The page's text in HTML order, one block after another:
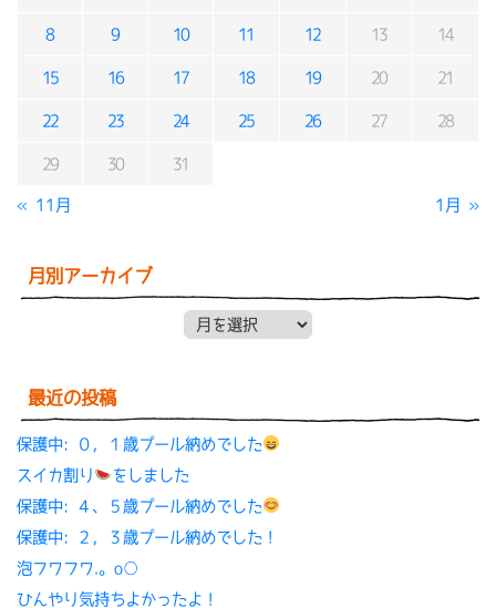
8 9 10 11 12 13 14
15 16 17 18 19 20 21
22 23 24 25 26 27 28
29 30 31
« 11月 1月 »
月別アーカイブ
最近の投稿
保護中: ０，１歳プール納めでした
スイカ割り
をしました
保護中: ４、５歳プール納めでした
保護中: ２，３歳プール納めでした！
泡フワフワ.。o○
ひんやり気持ちよかったよ！